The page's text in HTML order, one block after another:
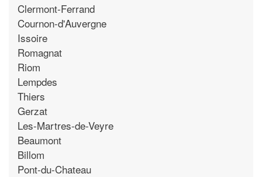
Clermont-Ferrand
Cournon-d'Auvergne
Issoire
Romagnat
Riom
Lempdes
Thiers
Gerzat
Les-Martres-de-Veyre
Beaumont
Billom
Pont-du-Chateau